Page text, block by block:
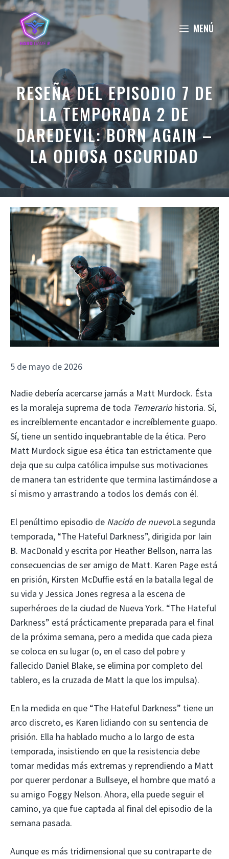
Saltar
contenido
MENÚ
RESEÑA DEL EPISODIO 7 DE
LA TEMPORADA 2 DE
DAREDEVIL: BORN AGAIN –
LA ODIOSA OSCURIDAD
5 de mayo de 2026
Nadie debería acercarse jamás a Matt Murdock. Ésta
es la moraleja suprema de toda Temerariohistoria. Sí,
es increíblemente encantador e increíblemente guapo.
Sí, tiene un sentido inquebrantable de la ética. Pero
Matt Murdock sigue esa ética tan estrictamente que
deja que su culpa católica impulse sus motivaciones
de manera tan estridente que termina lastimándose a
sí mismo y arrastrando a todos los demás con él.
El penúltimo episodio de Nacido de nuevoLa segunda
temporada, “The Hateful Darkness”, dirigida por Iain
B. MacDonald y escrita por Heather Bellson, narra las
consecuencias de ser amigo de Matt. Karen Page está
en prisión, Kirsten McDuffie está en la batalla legal de
su vida y Jessica Jones regresa a la escena de
superhéroes de la ciudad de Nueva York. “The Hateful
Darkness” está prácticamente preparada para el final
de la próxima semana, pero a medida que cada pieza
se coloca en su lugar (o, en el caso del pobre y
fallecido Daniel Blake, se elimina por completo del
tablero, es la cruzada de Matt la que los impulsa).
En la medida en que “The Hateful Darkness” tiene un
arco discreto, es Karen lidiando con su sentencia de
prisión. Ella ha hablado mucho a lo largo de esta
temporada, insistiendo en que la resistencia debe
tomar medidas más extremas y reprendiendo a Matt
por querer perdonar a Bullseye, el hombre que mató a
su amigo Foggy Nelson. Ahora, ella puede seguir el
camino, ya que fue captada al final del episodio de la
semana pasada.
Aunque es más tridimensional que su contraparte de